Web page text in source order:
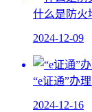
什么是防火
2024-12-09
“e证通”办
2024-12-16